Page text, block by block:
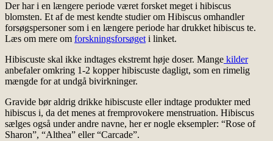
Der har i en længere periode været forsket meget i hibiscus
blomsten. Et af de mest kendte studier om Hibiscus omhandler
forsøgspersoner som i en længere periode har drukket hibiscus te.
Læs om mere om forskningsforsøget i linket.
Hibiscuste skal ikke indtages ekstremt høje doser. Mange kilder
anbefaler omkring 1-2 kopper hibiscuste dagligt, som en rimelig
mængde for at undgå bivirkninger.
Gravide bør aldrig drikke hibiscuste eller indtage produkter med
hibiscus i, da det menes at fremprovokere menstruation. Hibiscus
sælges også under andre navne, her er nogle eksempler: “Rose of
Sharon”, “Althea” eller “Carcade”.